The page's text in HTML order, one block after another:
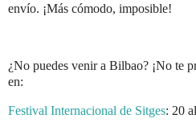
envío. ¡Más cómodo, imposible!
¿No puedes venir a Bilbao? ¡No te
en:
Festival Internacional de Sitges: 20